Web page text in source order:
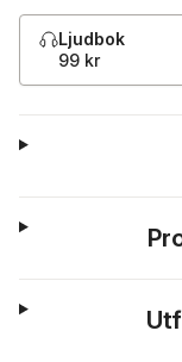
Ljudbok
99 kr